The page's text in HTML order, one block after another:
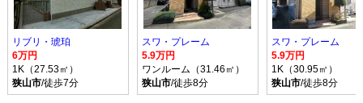
リブリ・琥珀
6万円
1K（27.53㎡）
狭山市/徒歩7分
スワ・プレーム
5.9万円
ワンルーム（31.46㎡）
狭山市/徒歩8分
スワ・プレーム
5.9万円
1K（30.95㎡）
狭山市/徒歩8分